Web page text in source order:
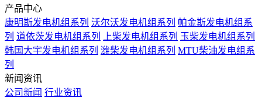
产品中心
康明斯发电机组系列 沃尔沃发电机组系列 帕金斯发电机组系
列 道依茨发电机组系列 上柴发电机组系列 玉柴发电机组系列
韩国大宇发电机组系列 潍柴发电机组系列 MTU柴油发电组系
列
新闻资讯
公司新闻 行业资讯